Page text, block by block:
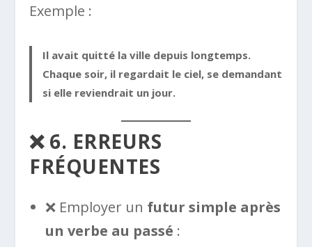
Exemple :
Il avait quitté la ville depuis longtemps.
Chaque soir, il regardait le ciel, se demandant
si elle reviendrait un jour.
❌ 6. ERREURS
FRÉQUENTES
❌ Employer un futur simple après
un verbe au passé :